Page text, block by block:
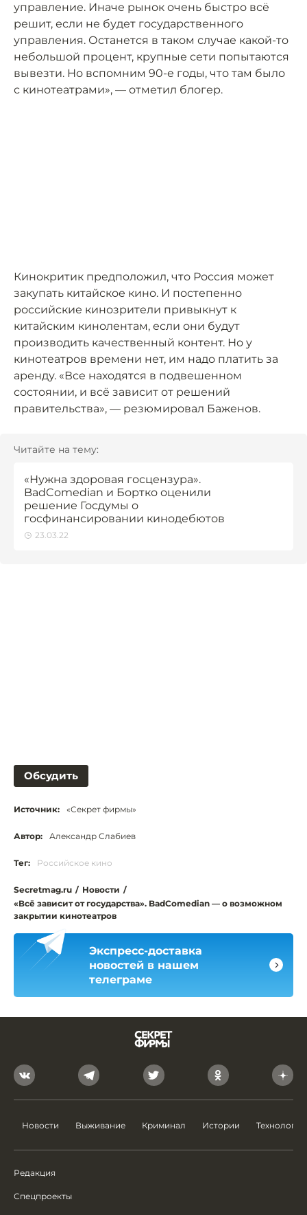
управление. Иначе рынок очень быстро всё
решит, если не будет государственного
управления. Останется в таком случае какой-то
небольшой процент, крупные сети попытаются
вывезти. Но вспомним 90-е годы, что там было
с кинотеатрами», — отметил блогер.
Кинокритик предположил, что Россия может
закупать китайское кино. И постепенно
российские кинозрители привыкнут к
китайским кинолентам, если они будут
производить качественный контент. Но у
кинотеатров времени нет, им надо платить за
аренду. «Все находятся в подвешенном
состоянии, и всё зависит от решений
правительства», — резюмировал Баженов.
Читайте на тему:
«Нужна здоровая госцензура».
BadComedian и Бортко оценили
решение Госдумы о
госфинансировании кинодебютов
23.03.22
Обсудить
Источник: «Секрет фирмы»
Автор: Александр Слабиев
Тег: Российское кино
Secretmag.ru / Новости /
«Всё зависит от государства». BadComedian — о возможном
закрытии кинотеатров
Экспресс-доставка
новостей в нашем
телеграме
Новости Выживание Криминал Истории Технологии
Редакция
Спецпроекты